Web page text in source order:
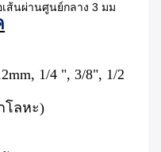
ส้นผ่านศูนย์กลาง 3 มม
1/4 ", 3/8", 1/2
โลหะ)